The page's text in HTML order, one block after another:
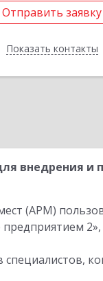
Отправить заявку
Показать контакты
Отправить заявку
Назад
внедрения
(АРМ)